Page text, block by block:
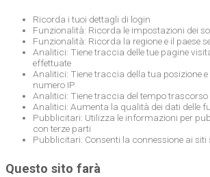
Ricorda i tuoi dettagli di login
Funzionalità: Ricorda le impostazioni dei
Funzionalità: Ricorda la regione e il paese
Analitici: Tiene traccia delle tue pagine
effettuate
Analitici: Tiene traccia della tua posizione e
numero IP
Analitici: Tiene traccia del tempo
Analitici: Aumenta la qualità dei dati delle
Pubblicitari: Utilizza le informazioni per
con terze parti
Pubblicitari: Consenti la connessione ai siti
Questo sito farà